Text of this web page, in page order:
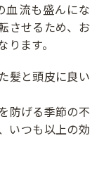
血流も盛んにな
させるため、お
ます。
髪と頭皮に良い
防げる季節の不
いつも以上の効